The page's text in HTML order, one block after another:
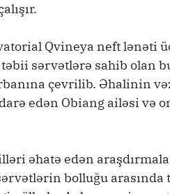
Qvineya neft lənəti
sərvətlərə sahib olan
çevrilib. Əhalinin
edən Obiang ailəsi və
əhatə edən
bolluğu